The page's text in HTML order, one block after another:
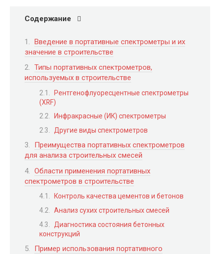
Содержание
Введение в портативные спектрометры и их
значение в строительстве
Типы портативных спектрометров,
используемых в строительстве
Рентгенофлуоресцентные спектрометры
(XRF)
Инфракрасные (ИК) спектрометры
Другие виды спектрометров
Преимущества портативных спектрометров
для анализа строительных смесей
Области применения портативных
спектрометров в строительстве
Контроль качества цементов и бетонов
Анализ сухих строительных смесей
Диагностика состояния бетонных
конструкций
Пример использования портативного